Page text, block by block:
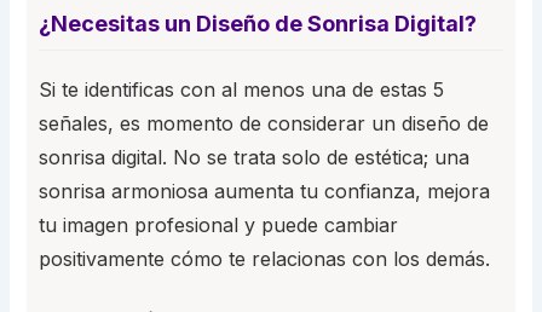
¿Necesitas un Diseño de Sonrisa Digital?
Si te identificas con al menos una de estas 5
señales, es momento de considerar un diseño de
sonrisa digital. No se trata solo de estética; una
sonrisa armoniosa aumenta tu confianza, mejora
tu imagen profesional y puede cambiar
positivamente cómo te relacionas con los demás.